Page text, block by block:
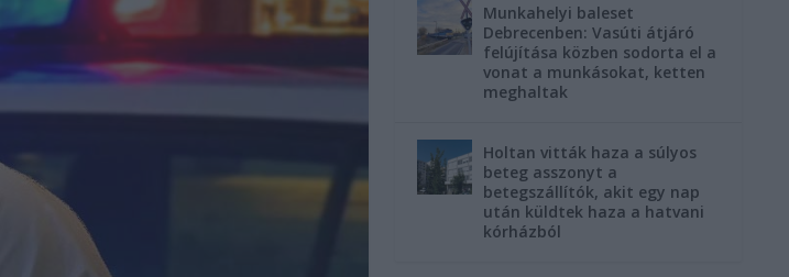
Munkahelyi baleset
Debrecenben: Vasúti átjáró
felújítása közben sodorta el a
vonat a munkásokat, ketten
meghaltak
Holtan vitták haza a súlyos
beteg asszonyt a
betegszállítók, akit egy nap
után küldtek haza a hatvani
kórházból